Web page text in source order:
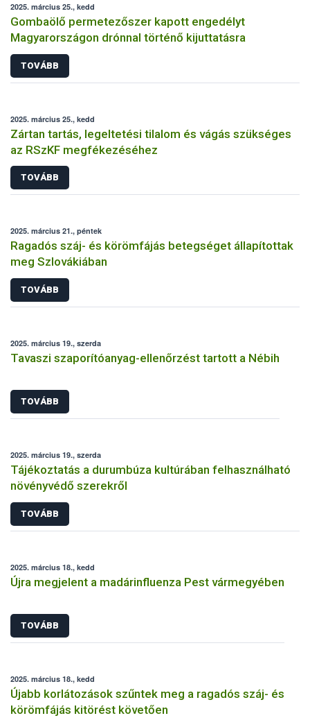
2025. március 25., kedd
Gombaölő permetezőszer kapott engedélyt
Magyarországon drónnal történő kijuttatásra
TOVÁBB
2025. március 25., kedd
Zártan tartás, legeltetési tilalom és vágás szükséges
az RSzKF megfékezéséhez
TOVÁBB
2025. március 21., péntek
Ragadós száj- és körömfájás betegséget állapítottak
meg Szlovákiában
TOVÁBB
2025. március 19., szerda
Tavaszi szaporítóanyag-ellenőrzést tartott a Nébih
TOVÁBB
2025. március 19., szerda
Tájékoztatás a durumbúza kultúrában felhasználható
növényvédő szerekről
TOVÁBB
2025. március 18., kedd
Újra megjelent a madárinfluenza Pest vármegyében
TOVÁBB
2025. március 18., kedd
Újabb korlátozások szűntek meg a ragadós száj- és
körömfájás kitörést követően